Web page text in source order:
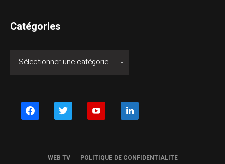
Catégories
facebook twitter youtube linkedin
WEB TV POLITIQUE DE CONFIDENTIALITE